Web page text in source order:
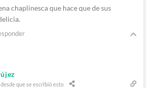
chaplinesca que hace que de sus
que se escribió esto